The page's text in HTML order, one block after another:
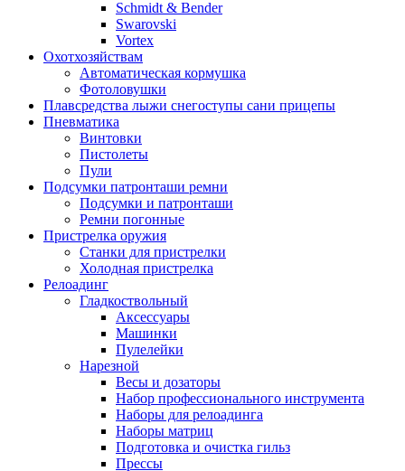
Schmidt & Bender
Swarovski
Vortex
Охотхозяйствам
Автоматическая кормушка
Фотоловушки
Плавсредства лыжи снегоступы сани прицепы
Пневматика
Винтовки
Пистолеты
Пули
Подсумки патронташи ремни
Подсумки и патронташи
Ремни погонные
Пристрелка оружия
Станки для пристрелки
Холодная пристрелка
Релоадинг
Гладкоствольный
Аксессуары
Машинки
Пулелейки
Нарезной
Весы и дозаторы
Набор профессионального инструмента
Наборы для релоадинга
Наборы матриц
Подготовка и очистка гильз
Прессы